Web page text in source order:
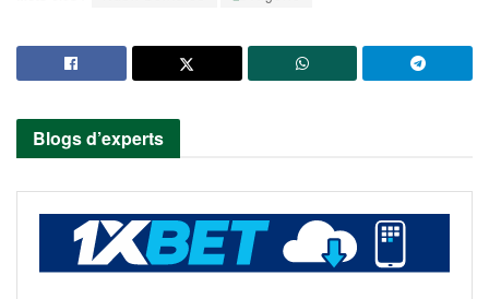
Blogs d’experts